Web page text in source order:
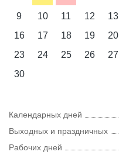
9
10 11 12 13
16
17 18 19 20
23
24 25 26 27
30
Календарных дней
Выходных и праздничных
Рабочих дней